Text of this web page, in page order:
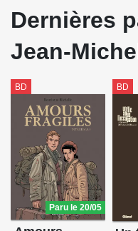
Dernières
Jean-
BD
Paru le 20/05
BD